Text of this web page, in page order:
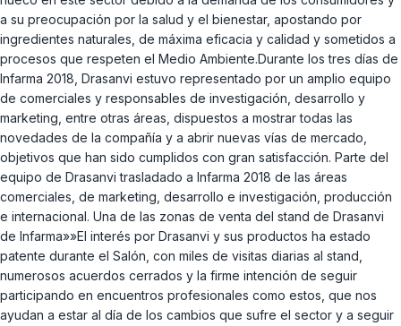
a su preocupación por la salud y el bienestar, apostando por
ingredientes naturales, de máxima eficacia y calidad y sometidos a
procesos que respeten el Medio Ambiente.Durante los tres días de
Infarma 2018, Drasanvi estuvo representado por un amplio equipo
de comerciales y responsables de investigación, desarrollo y
marketing, entre otras áreas, dispuestos a mostrar todas las
novedades de la compañía y a abrir nuevas vías de mercado,
objetivos que han sido cumplidos con gran satisfacción. Parte del
equipo de Drasanvi trasladado a Infarma 2018 de las áreas
comerciales, de marketing, desarrollo e investigación, producción
e internacional. Una de las zonas de venta del stand de Drasanvi
de Infarma»»El interés por Drasanvi y sus productos ha estado
patente durante el Salón, con miles de visitas diarias al stand,
numerosos acuerdos cerrados y la firme intención de seguir
participando en encuentros profesionales como estos, que nos
ayudan a estar al día de los cambios que sufre el sector y a seguir